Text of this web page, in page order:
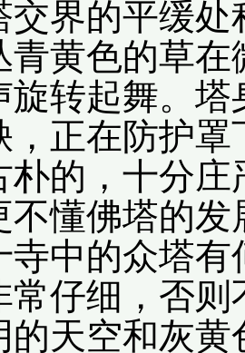
交界的平缓
青黄色的草
旋转起舞。
，正在防护
朴的，十分
不懂佛塔的
寺中的众塔
常仔细，否
的天空和灰